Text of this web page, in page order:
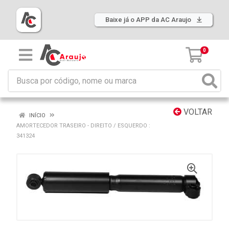
Baixe já o APP da AC Araujo
0
VOLTAR
INÍCIO
AMORTECEDOR TRASEIRO - DIREITO / ESQUERDO :
341324